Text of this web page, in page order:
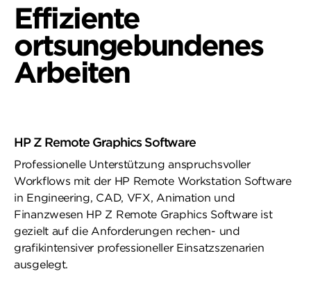
Effiziente
ortsungebundenes
Arbeiten
HP Z Remote Graphics Software
Professionelle Unterstützung anspruchsvoller
Workflows mit der HP Remote Workstation Software
in Engineering, CAD, VFX, Animation und
Finanzwesen HP Z Remote Graphics Software ist
gezielt auf die Anforderungen rechen- und
grafikintensiver professioneller Einsatzszenarien
ausgelegt.